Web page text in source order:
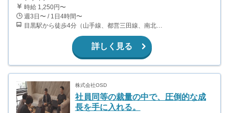
時給 1,250円〜
週3日〜 / 1日4時間〜
目黒駅から徒歩4分（山手線、都営三田線、南北線、東急目黒線） 白金台駅から徒歩10分（都営三田線、南北線）
詳しく見る
株式会社OSD
社員同等の裁量の中で、圧倒的な成
長を手に入れる。